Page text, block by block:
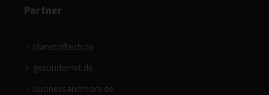
Partner
planetoftech.de
gesündernet.de
businessandmore.de